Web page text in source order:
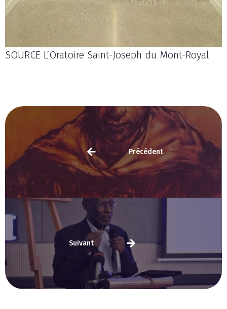
SOURCE L’Oratoire Saint-Joseph du Mont-Royal
Précédent
Suivant